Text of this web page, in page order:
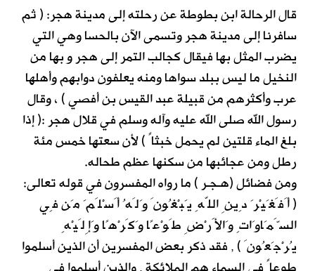
قال الرحالة ابن بطوطة عن رحلته إلى مدينة هجر: ( ثم
سافرنا إلى مدينة هجر وتسمى الآن بالحسا وهي التي
يضرب المثل بها فيقال كجالب التمر إلى هجر و بها من
النخيل ما ليس ببلد سواها ومنه يعلفون دوابهم وأهلها
عرب وأكثرهم من قبيلة عبد القيس بن أفصي ) ، وقال
رسول الله صلى الله عليه وآله وسلم في قلال هجر :( إذا
بلغ الماء قلتين لم يحمل خبثاً ) لأن سعتها خمس مئة
رطل ومن عجائبها من سكنها عظم طحاله.
ومن فضائل (هـجـر ) ما رواه المفسرون في قوله تعالى:
( أَفَغَيْرَ دِينِ اللّهِ يَبْغُونَ وَلَهُ أَسْلَمَ مَن فِي
السَّمَاوَاتِ وَالأَرْضِ طَوْعًا وَكَرْهًا وَإِلَيْهِ
يُرْجَعُونَ ) , فقد ذكر بعض المفسرين أن الذين أسلموا